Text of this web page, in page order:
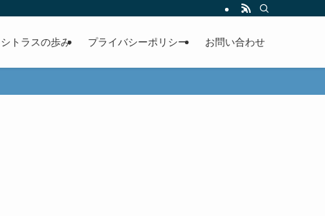
シトラスの歩み プライバシーポリシー お問い合わせ